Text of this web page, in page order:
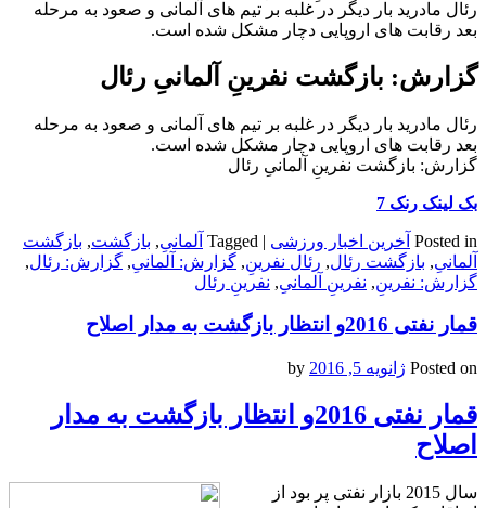
رئال مادرید بار دیگر در غلبه بر تیم های آلمانی و صعود به مرحله
بعد رقابت های اروپایی دچار مشکل شده است.
گزارش: بازگشت نفرینِ آلمانیِ رئال
رئال مادرید بار دیگر در غلبه بر تیم های آلمانی و صعود به مرحله
بعد رقابت های اروپایی دچار مشکل شده است.
گزارش: بازگشت نفرینِ آلمانیِ رئال
بک لینک رنک 7
Posted in آخرین اخبار ورزشی |
Tagged آلمانیِ, بازگشت, بازگشت
آلمانیِ, بازگشت رئال, رئال نفرینِ, گزارش: آلمانیِ, گزارش: رئال,
گزارش: نفرینِ, نفرینِ آلمانیِ, نفرینِ رئال
قمار نفتی 2016و انتظار بازگشت به مدار اصلاح
Posted on ژانویه 5, 2016
قمار نفتی 2016و انتظار بازگشت به مدار
اصلاح
سال 2015 بازار نفتی پر بود از